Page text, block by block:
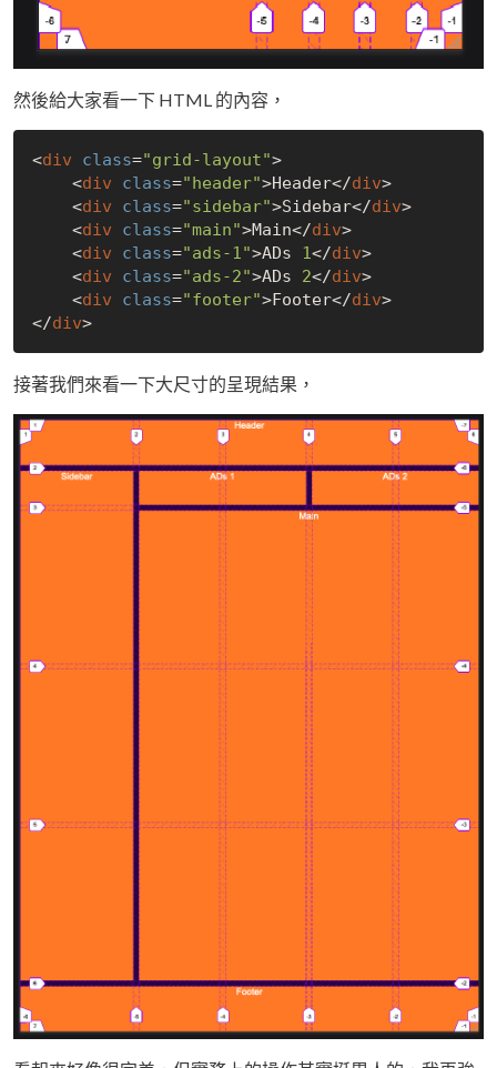
然後給大家看一下 HTML 的內容，
<div class="grid-layout">
    <
div class="header">Header</div>
    <
div class="sidebar">Sidebar</div>
    <
div class="main">Main</div>
    <
div class="ads-1">ADs 1</div>
    <
div class="ads-2">ADs 2</div>
    <
div class="footer">Footer</div>
</div >
接著我們來看一下大尺寸的呈現結果，